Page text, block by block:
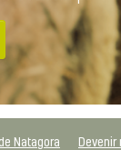
Natagora
Devenir